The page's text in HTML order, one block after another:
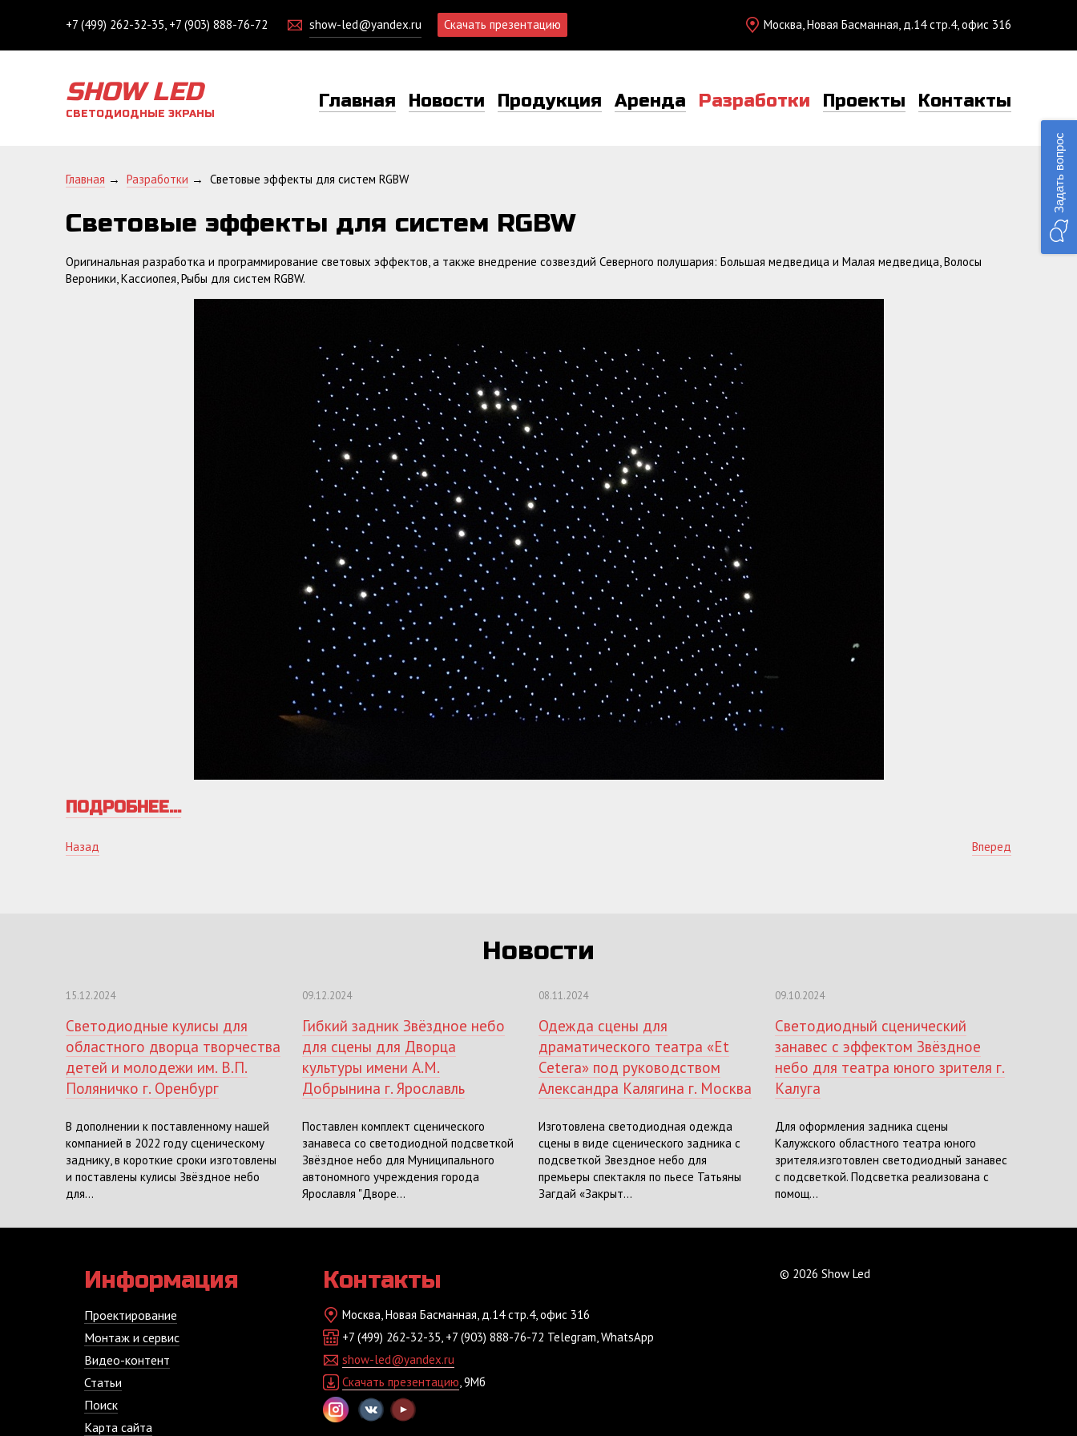
Москва, Новая Басманная, д.14 стр.4, офис 316
+7 (499) 262-32-35, +7 (903) 888-76-72 show-led@yandex.ru Скачать презентацию
SHOW LED
СВЕТОДИОДНЫЕ ЭКРАНЫ
Главная Новости Продукция Аренда Разработки Проекты Контакты
Главная → Разработки → Световые эффекты для систем RGBW
Световые эффекты для систем RGBW
Оригинальная разработка и программирование световых эффектов, а также внедрение созвездий Cеверного полушария: Большая медведица и Малая медведица, Волосы
Вероники, Кассиопея, Рыбы для систем RGBW.
ПОДРОБНЕЕ...
Назад Вперед
Новости
15.12.2024
Светодиодные кулисы для
областного дворца творчества
детей и молодежи им. В.П.
Поляничко г. Оренбург
В дополнении к поставленному нашей
компанией в 2022 году сценическому
заднику, в короткие сроки изготовлены
и поставлены кулисы Звёздное небо
для...
09.12.2024
Гибкий задник Звёздное небо
для сцены для Дворца
культуры имени А.М.
Добрынина г. Ярославль
Поставлен комплект сценического
занавеса со светодиодной подсветкой
Звёздное небо для Муниципального
автономного учреждения города
Ярославля "Дворе...
08.11.2024
Одежда сцены для
драматического театра «Et
Cetera» под руководством
Александра Калягина г. Москва
Изготовлена светодиодная одежда
сцены в виде сценического задника с
подсветкой Звездное небо для
премьеры спектакля по пьесе Татьяны
Загдай «Закрыт...
09.10.2024
Светодиодный сценический
занавес с эффектом Звёздное
небо для театра юного зрителя г.
Калуга
Для оформления задника сцены
Калужского областного театра юного
зрителя.изготовлен светодиодный занавес
с подсветкой. Подсветка реализована с
помощ...
Информация
Проектирование
Монтаж и сервис
Видео-контент
Статьи
Поиск
Карта сайта
Контакты
Москва, Новая Басманная, д.14 стр.4, офис 316
+7 (499) 262-32-35, +7 (903) 888-76-72 Telegram, WhatsApp
show-led@yandex.ru
Скачать презентацию, 9Мб
© 2026 Show Led
Задать вопрос